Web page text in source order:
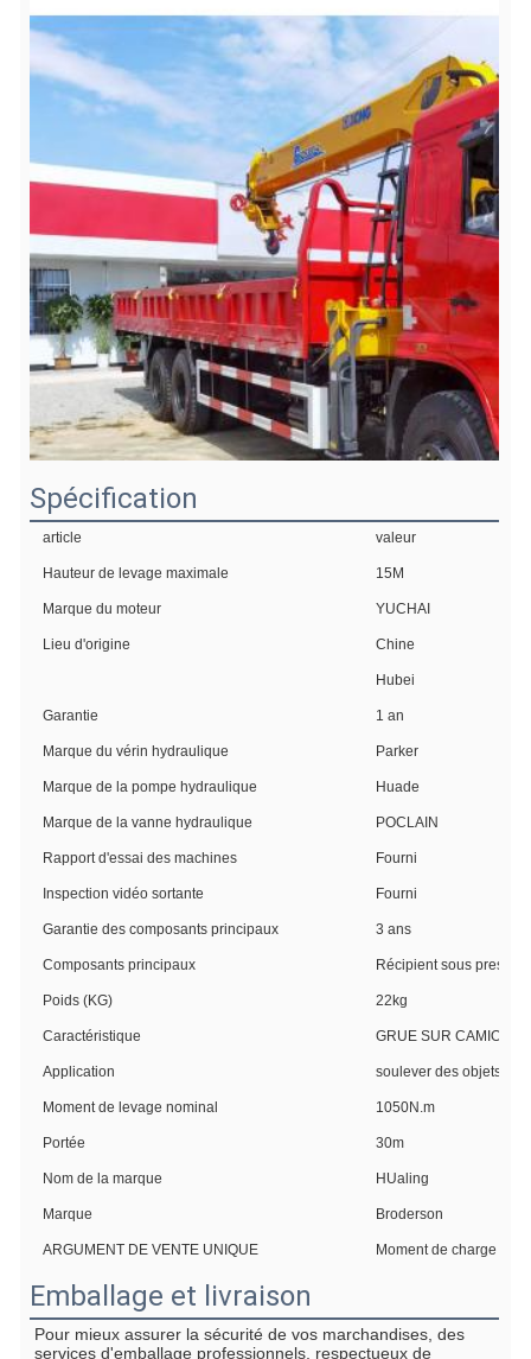
Spécification
article valeur
Hauteur de levage maximale 15M
Marque du moteur YUCHAI
Lieu d'origine Chine
Hubei
Garantie 1 an
Marque du vérin hydraulique Parker
Marque de la pompe hydraulique Huade
Marque de la vanne hydraulique POCLAIN
Rapport d'essai des machines Fourni
Inspection vidéo sortante Fourni
Garantie des composants principaux 3 ans
Composants principaux Récipient sous
Poids (KG) 22kg
Caractéristique GRUE SUR CAMION
Application soulever des objets
Moment de levage nominal 1050N.m
Portée 30m
Nom de la marque HUaling
Marque Broderson
ARGUMENT DE VENTE UNIQUE Moment de charge
Emballage et livraison
Pour mieux assurer la sécurité de vos marchandises, des
services d'emballage professionnels, respectueux de